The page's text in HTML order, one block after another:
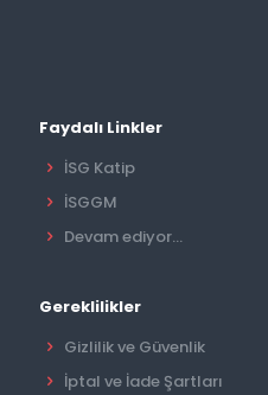
Faydalı Linkler
İSG Katip
İSGGM
Devam ediyor...
Gereklilikler
Gizlilik ve Güvenlik
İptal ve İade Şartları